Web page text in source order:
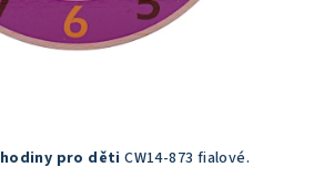
hodiny pro dětiCW14-873 fialové.